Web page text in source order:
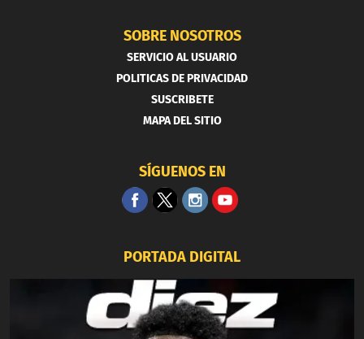
SOBRE NOSOTROS
SERVICIO AL USUARIO
POLITICAS DE PRIVACIDAD
SUSCRIBETE
MAPA DEL SITIO
SÍGUENOS EN
PORTADA DIGITAL